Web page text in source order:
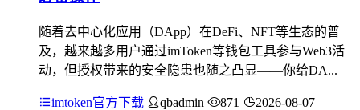
随着去中心化应用（DApp）在DeFi、NFT等生态的普
及，越来越多用户通过imToken等钱包工具参与Web3活
动，但授权带来的安全隐患也随之凸显——你给DA...
imtoken官方下载 qbadmin 871 2026-08-07